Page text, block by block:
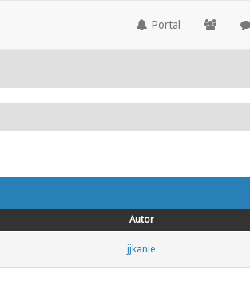
Portal
Autor
jjkanie